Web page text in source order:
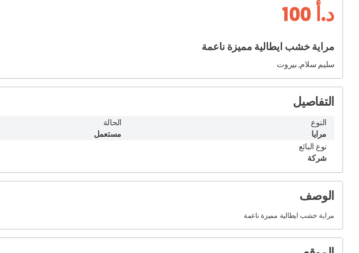
د.أ 100
مراية خشب ايطالية مميزة ناعمة
سليم سلام, بيروت
التفاصيل
النوع
مرايا
الحالة
مستعمل
نوع البائع
شركة
الوصف
مراية خشب ايطالية مميزة ناعمة